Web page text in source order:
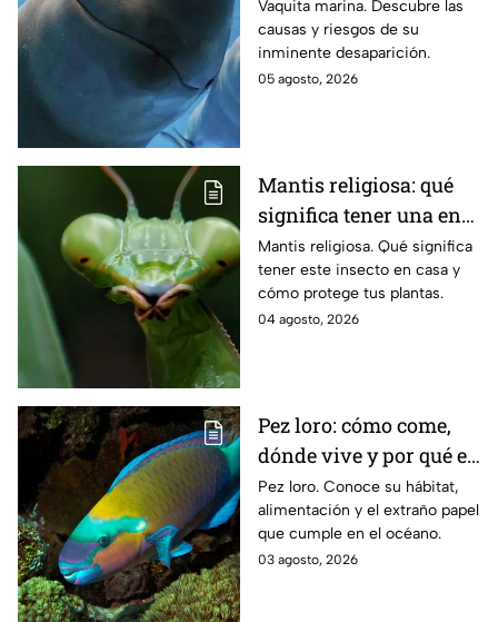
riesgos de su
inminente
desaparición
Vaquita marina. Descubre las
causas y riesgos de su
inminente desaparición.
05 agosto, 2026
Mantis religiosa: qué
significa tener una en
casa y cómo ayuda a tu
huerta
Mantis religiosa. Qué significa
tener este insecto en casa y
cómo protege tus plantas.
04 agosto, 2026
Pez loro: cómo come,
dónde vive y por qué es
una de las especies
más raras del océano
Pez loro. Conoce su hábitat,
alimentación y el extraño papel
que cumple en el océano.
03 agosto, 2026